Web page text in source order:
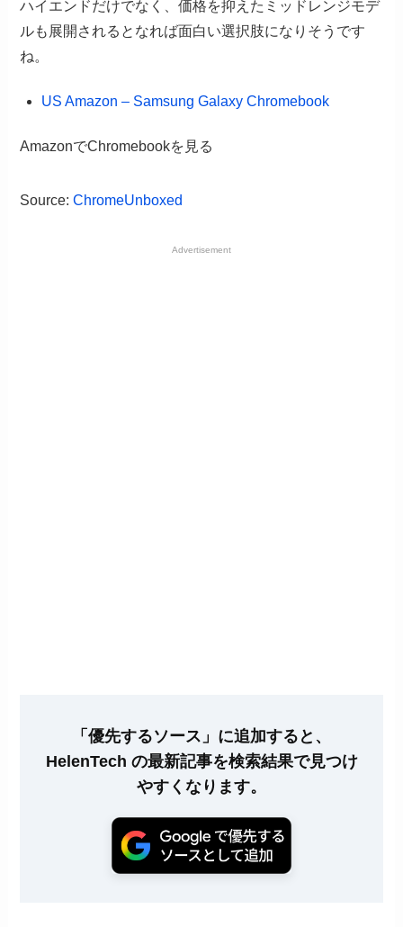
ハイエンドだけでなく、価格を抑えたミッドレンジモデ
ルも展開されるとなれば面白い選択肢になりそうです
ね。
US Amazon – Samsung Galaxy Chromebook
AmazonでChromebookを見る
Source:ChromeUnboxed
Advertisement
「優先するソース」に追加すると、
HelenTech の最新記事を検索結果で見つけ
やすくなります。